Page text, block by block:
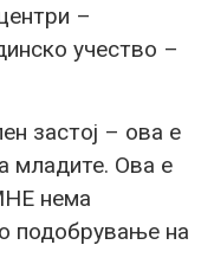
–
учество –
застој – ова е
младите. Ова е
нема
подобрување на